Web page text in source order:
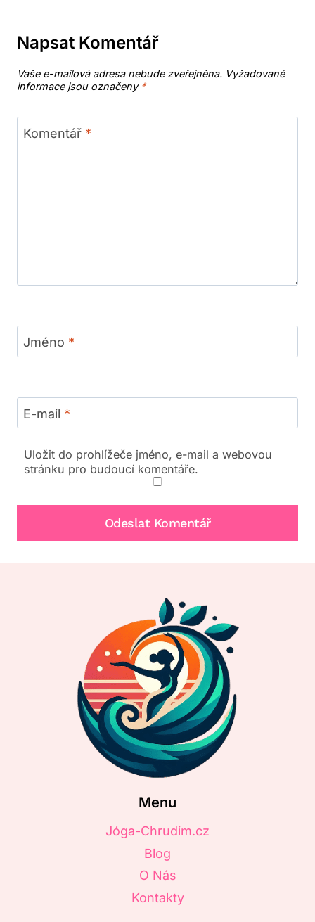
Napsat Komentář
Vaše e-mailová adresa nebude zveřejněna. Vyžadované
informace jsou označeny *
Komentář *
Jméno *
E-mail *
Uložit do prohlížeče jméno, e-mail a webovou
stránku pro budoucí komentáře.
Menu
Jóga-Chrudim.cz
Blog
O Nás
Kontakty